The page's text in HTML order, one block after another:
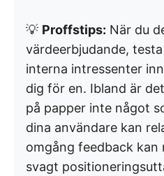
💡 Proffstips: När du
värdeerbjudande,
interna intressenter
dig för en. Ibland är
på papper inte något
dina användare kan
omgång feedback
svagt